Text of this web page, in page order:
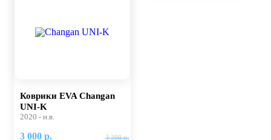
Коврики EVA Changan
UNI-K
2020 - н.в.
3 000 р. 3 200 р.